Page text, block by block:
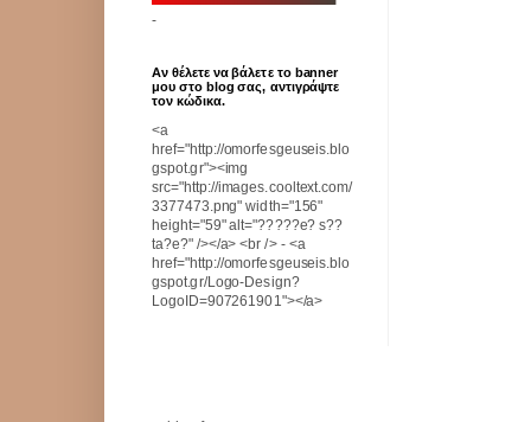
-
Αν θέλετε να βάλετε το banner
μου στο blog σας, αντιγράψτε
τον κώδικα.
<a
href="http://omorfesgeuseis.blo
gspot.gr"><img
src="http://images.cooltext.com/
3377473.png" width="156"
height="59" alt="?????e? s??
ta?e?" /></a> <br /> - <a
href="http://omorfesgeuseis.blo
gspot.gr/Logo-Design?
LogoID=907261901"></a>